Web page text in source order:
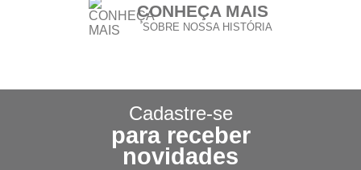
CONHEÇA MAIS
SOBRE NOSSA HISTÓRIA
POLÍTICA DE FRETE GRÁTIS
3X SEM JUROS
NO CARTÃO DE CRÉDITO
Cadastre-se
para receber
novidades